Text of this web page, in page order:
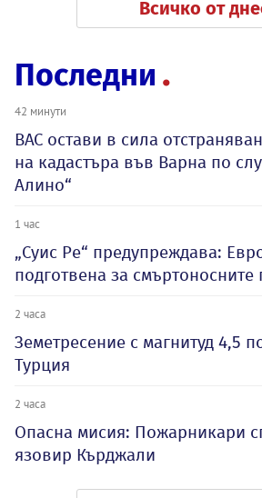
Всичко от
Последни
42 минути
ВАС остави в сила
на кадастъра във Варна по
Алино“
1 час
„Суис Ре“ предупреждава:
подготвена за
2 часа
Земетресение с магнитуд 4,5
Турция
2 часа
Опасна мисия: Пожарникари
язовир Кърджали